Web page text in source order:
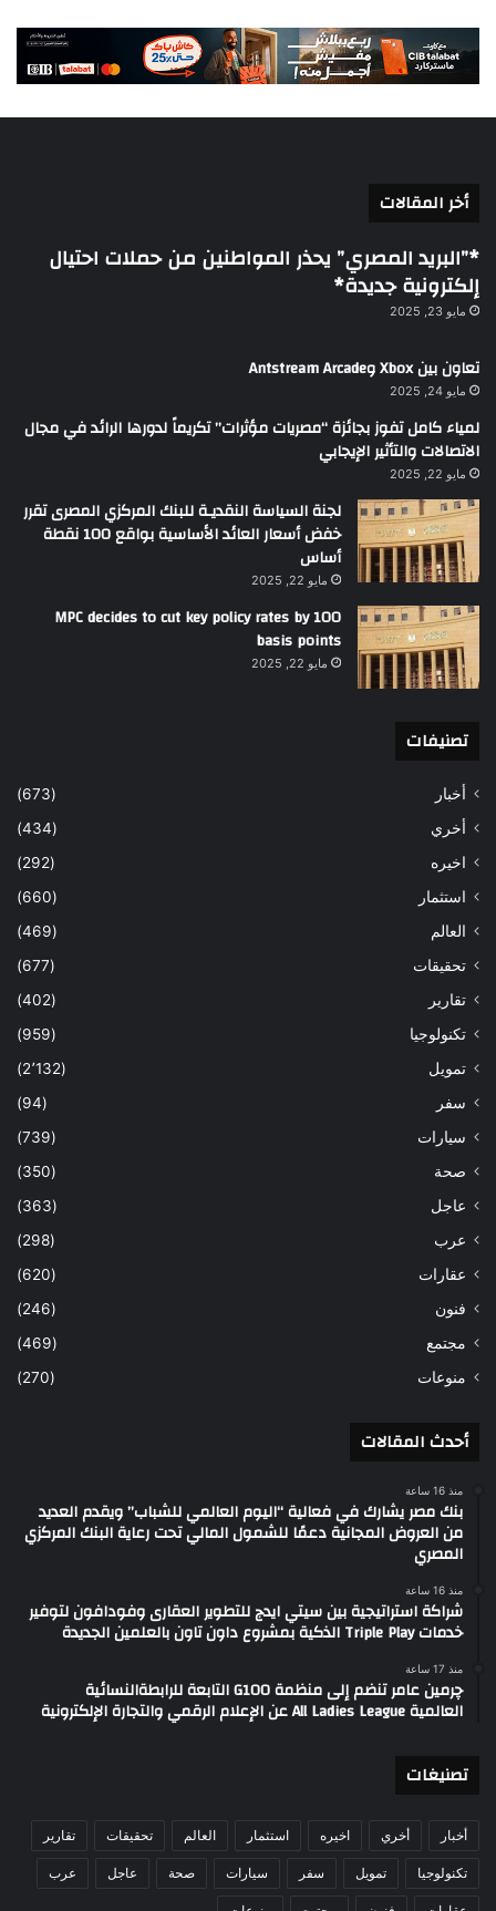
أخر المقالات
*”البريد المصري” يحذر المواطنين من حملات احتيال
إلكترونية جديدة*
مايو 23, 2025
تعاون بين Xbox وAntstream Arcade
مايو 24, 2025
لمياء كامل تفوز بجائزة “مصريات مؤثرات” تكريماً لدورها الرائد في مجال
الاتصالات والتأثير الإيجابي
مايو 22, 2025
لجنة السياسة النقديـة للبنك المركزي المصرى تقرر
خفض أسعار العائد الأساسية بواقع 100 نقطة
أساس
مايو 22, 2025
MPC decides to cut key policy rates by 100
basis points
مايو 22, 2025
تصنيفات
أخبار
(673)
أخري
(434)
اخيره
(292)
استثمار
(660)
العالم
(469)
تحقيقات
(677)
تقارير
(402)
تكنولوجيا
(959)
تمويل
(2٬132)
سفر
(94)
سيارات
(739)
صحة
(350)
عاجل
(363)
عرب
(298)
عقارات
(620)
فنون
(246)
مجتمع
(469)
منوعات
(270)
أحدث المقالات
منذ 16 ساعة
بنك مصر يشارك في فعالية “اليوم العالمي للشباب” ويقدم العديد
من العروض المجانية دعمًا للشمول المالي تحت رعاية البنك المركزي
المصري
منذ 16 ساعة
شراكة استراتيجية بين سيتي ايدج للتطوير العقارى وفودافون لتوفير
خدمات Triple Play الذكية بمشروع داون تاون بالعلمين الجديدة
منذ 17 ساعة
چرمين عامر تنضم إلى منظمة G100 التابعة للرابطةالنسائية
العالمية All Ladies League عن الإعلام الرقمي والتجارة الإلكترونية
تصنيغات
أخبار أخري اخيره استثمار العالم تحقيقات تقارير
تكنولوجيا تمويل سفر سيارات صحة عاجل عرب